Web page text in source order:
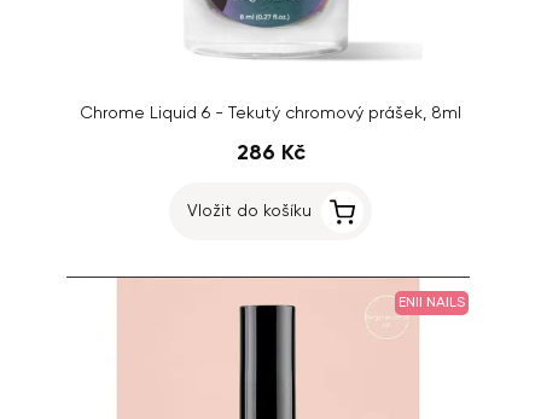
Chrome Liquid 6 - Tekutý chromový prášek, 8ml
286 Kč
Vložit do košíku
ENII NAILS